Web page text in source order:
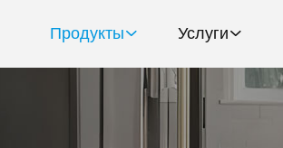
Продукты Услуги